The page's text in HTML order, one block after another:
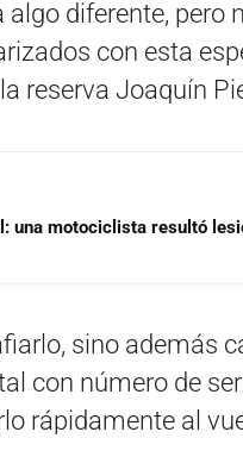
algo diferente, pero
con esta
reserva Joaquín
una motociclista resultó
sino además
con número de
rápidamente al